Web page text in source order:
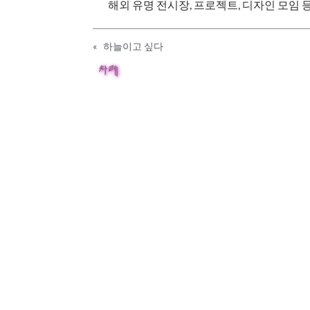
해외 유명 전시장, 프로젝트, 디자인 모임
« 하늘이고 싶다
차례